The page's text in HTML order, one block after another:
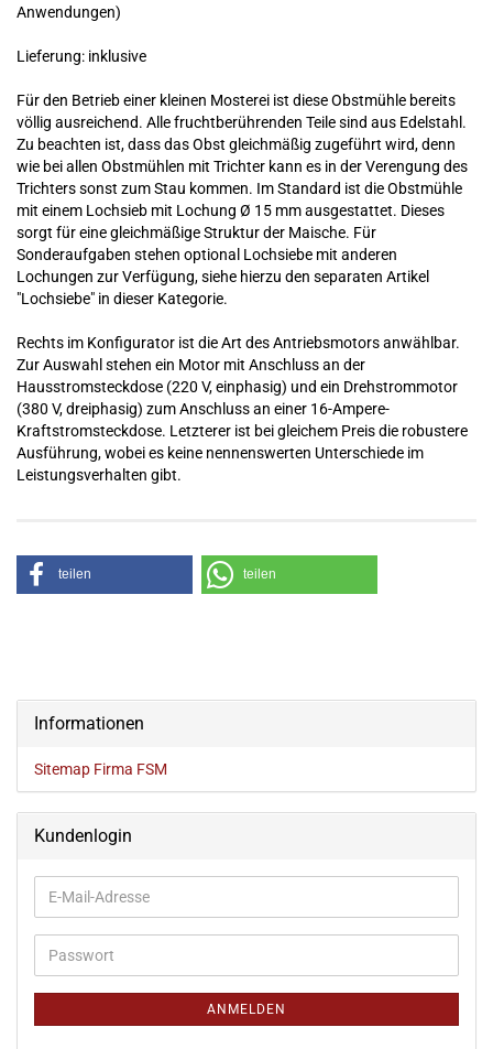
Anwendungen)
Lieferung: inklusive
Für den Betrieb einer kleinen Mosterei ist diese Obstmühle bereits
völlig ausreichend. Alle fruchtberührenden Teile sind aus Edelstahl.
Zu beachten ist, dass das Obst gleichmäßig zugeführt wird, denn
wie bei allen Obstmühlen mit Trichter kann es in der Verengung des
Trichters sonst zum Stau kommen. Im Standard ist die Obstmühle
mit einem Lochsieb mit Lochung Ø 15 mm ausgestattet. Dieses
sorgt für eine gleichmäßige Struktur der Maische. Für
Sonderaufgaben stehen optional Lochsiebe mit anderen
Lochungen zur Verfügung, siehe hierzu den separaten Artikel
"Lochsiebe" in dieser Kategorie.
Rechts im Konfigurator ist die Art des Antriebsmotors anwählbar.
Zur Auswahl stehen ein Motor mit Anschluss an der
Hausstromsteckdose (220 V, einphasig) und ein Drehstrommotor
(380 V, dreiphasig) zum Anschluss an einer 16-Ampere-
Kraftstromsteckdose. Letzterer ist bei gleichem Preis die robustere
Ausführung, wobei es keine nennenswerten Unterschiede im
Leistungsverhalten gibt.
teilen teilen
Informationen
Sitemap Firma FSM
Kundenlogin
ANMELDEN